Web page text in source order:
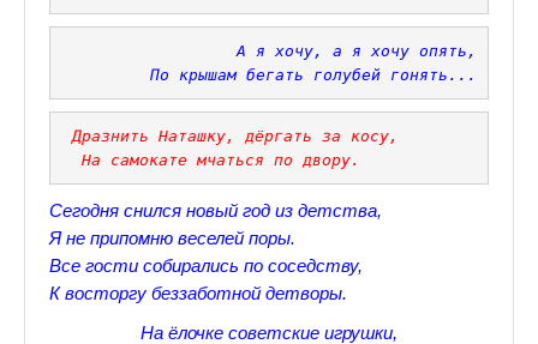
Секции настольного тенниса в Пушкинском районе
Прогулки по Царскому Селу. Весна.
Прогулки по Царскому Селу. Осень
Царскосельские Стихи
Стихи о Пушкине А.С.
А я хочу, а я хочу опять,
По крышам бегать голубей гонять...
Дразнить Наташку, дёргать за косу,
На самокате мчаться по двору.
Сегодня снился новый год из детства,
Я не припомню веселей поры.
Все гости собирались по соседству,
К восторгу беззаботной детворы.
На ёлочке советские игрушки,